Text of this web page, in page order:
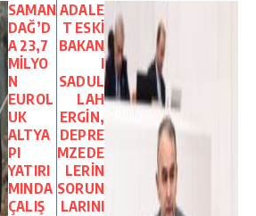
SAMAN
DAĞ’D
A 23,7
MİLYO
N
EUROL
UK
ALTYA
PI
YATIRI
MINDA
ÇALIŞ
ADALE
T ESKİ
BAKAN
I
SADUL
LAH
ERGİN,
DEPRE
MZEDE
LERİN
SORUN
LARINI